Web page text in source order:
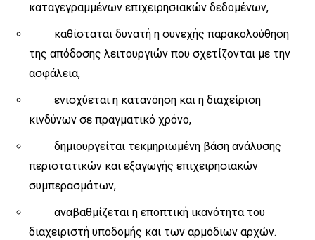
καταγεγραμμένων επιχειρησιακών δεδομένων,
καθίσταται δυνατή η συνεχής παρακολούθηση
της απόδοσης λειτουργιών που σχετίζονται με την
ασφάλεια,
ενισχύεται η κατανόηση και η διαχείριση
κινδύνων σε πραγματικό χρόνο,
δημιουργείται τεκμηριωμένη βάση ανάλυσης
περιστατικών και εξαγωγής επιχειρησιακών
συμπερασμάτων,
αναβαθμίζεται η εποπτική ικανότητα του
διαχειριστή υποδομής και των αρμόδιων αρχών.